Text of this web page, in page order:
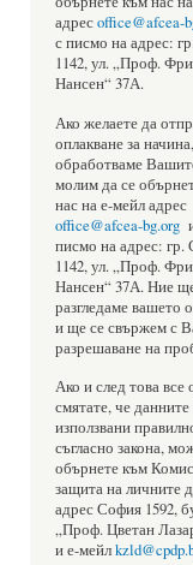
адресoffice@afcea-
с писмо на адрес:
1142, ул. „Проф.
Нансен“ 37А.
Ако желаете да
оплакване за
обработваме
молим да се
нас на е-мейл адрес
office@afcea-bg.org
писмо на адрес: гр.
1142, ул. „Проф.
Нансен“ 37А. Ние
разгледаме вашето
и ще се свържем с
разрешаване на
Ако и след това все
смятате, че
използвани
съгласно закона,
обърнете към
защита на личните
адрес София 1592,
„Проф. Цветан
и е-мейл